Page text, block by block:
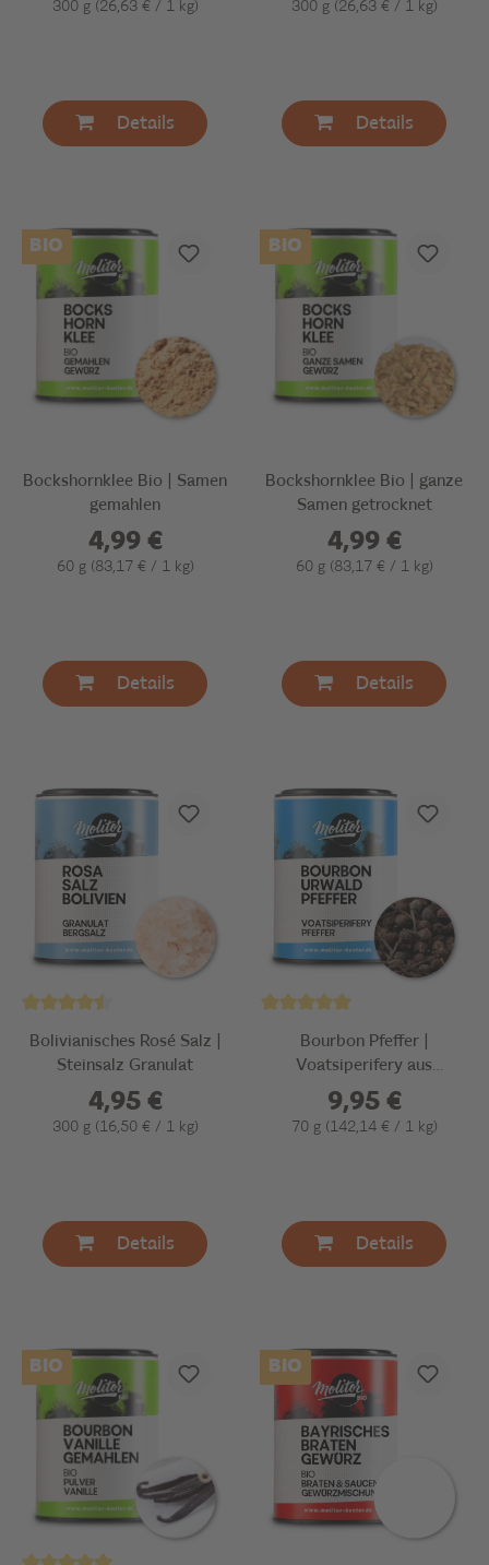
300 g (26,63 € / 1 kg)
Details
300 g (26,63 € / 1 kg)
Details
BIO
Bockshornklee Bio | Samen
gemahlen
4,99 €
60 g (83,17 € / 1 kg)
Details
BIO
Bockshornklee Bio | ganze
Samen getrocknet
4,99 €
60 g (83,17 € / 1 kg)
Details
Bolivianisches Rosé Salz |
Steinsalz Granulat
4,95 €
300 g (16,50 € / 1 kg)
Details
Bourbon Pfeffer |
Voatsiperifery aus
Madagaskar
9,95 €
70 g (142,14 € / 1 kg)
Details
BIO BIO